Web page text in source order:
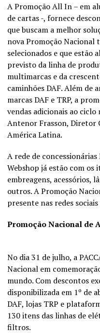
A Promoção All In – em
de cartas -, fornece
que buscam a melhor
nova Promoção
selecionados e que estão
previsto da linha de
multimarcas e da
caminhões DAF. Além de
marcas DAF e TRP, a
vendas adicionais ao
Antenor Frasson, Diretor
América Latina.
A rede de concessionárias
Webshop já estão com
embreagens, acessórios,
outros. A Promoção
presente nas redes
Promoção Nacional de
No dia 31 de julho, a
Nacional em
mundo. Com descontos
disponibilizada em 1º de
DAF, lojas TRP e
130 itens das linhas de
filtros.